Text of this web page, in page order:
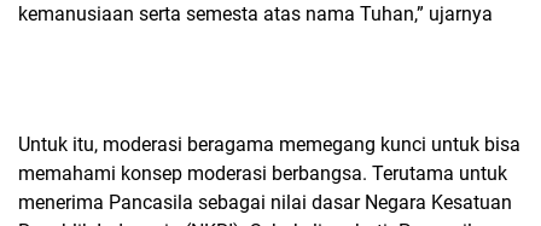
kemanusiaan serta semesta atas nama Tuhan,” ujarnya
Untuk itu, moderasi beragama memegang kunci untuk bisa
memahami konsep moderasi berbangsa. Terutama untuk
menerima Pancasila sebagai nilai dasar Negara Kesatuan